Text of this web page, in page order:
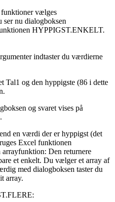
funktioner vælges
nu dialogboksen
HYPPIGST.ENKELT.
indtaster du værdierne
Tal1 og den hyppigste (86 i dette
og svaret vises på
en værdi der er hyppigst (det
Excel funktionen
Den returnere
et enkelt. Du vælger et array af
med dialogboksen taster du
array.